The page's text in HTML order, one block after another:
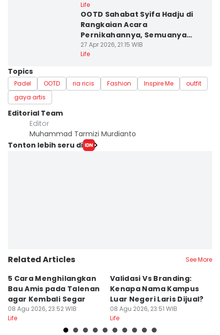
Life
OOTD Sahabat Syifa Hadju di
Rangkaian Acara
Pernikahannya, Semuanya
Kompak
27 Apr 2026, 21:15 WIB
Life
Topics
Padel OOTD ria ricis Fashion Inspire Me
outfit
gaya artis
Editorial Team
Editor
Muhammad Tarmizi Murdianto
Tonton lebih seru di
Related Articles See More
5 Cara Menghilangkan
Bau Amis pada Talenan
agar Kembali Segar
08 Agu 2026, 23:52 WIB
Life
Validasi Vs Branding:
Kenapa Nama Kampus
Luar Negeri Laris Dijual?
08 Agu 2026, 23:51 WIB
Life